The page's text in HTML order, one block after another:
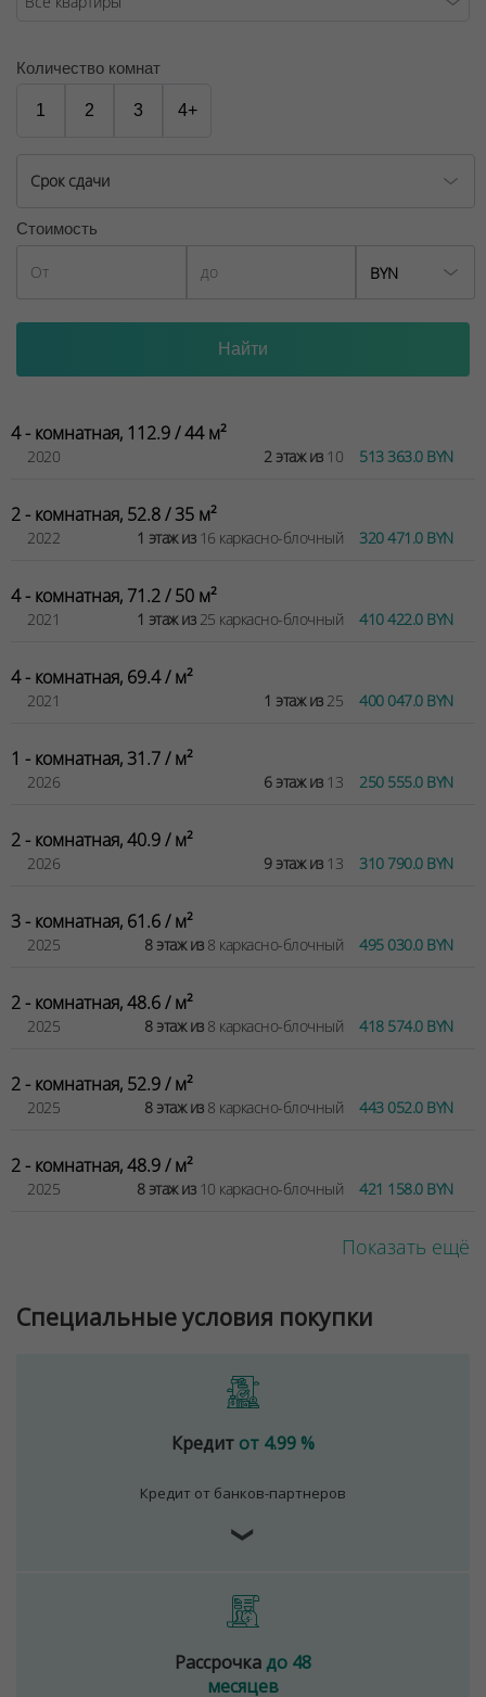
Количество комнат
1 2 3 4+
Срок сдачи
Стоимость
BYN
4 - комнатная, 112.9 / 44 м²
2020 2 этаж из10 513 363.0 BYN
2 - комнатная, 52.8 / 35 м²
2022 1 этаж из16 каркасно-блочный 320 471.0 BYN
4 - комнатная, 71.2 / 50 м²
2021 1 этаж из25 каркасно-блочный 410 422.0 BYN
4 - комнатная, 69.4 / м²
2021 1 этаж из25 400 047.0 BYN
1 - комнатная, 31.7 / м²
2026 6 этаж из13 250 555.0 BYN
2 - комнатная, 40.9 / м²
2026 9 этаж из13 310 790.0 BYN
3 - комнатная, 61.6 / м²
2025 8 этаж из8 каркасно-блочный 495 030.0 BYN
2 - комнатная, 48.6 / м²
2025 8 этаж из8 каркасно-блочный 418 574.0 BYN
2 - комнатная, 52.9 / м²
2025 8 этаж из8 каркасно-блочный 443 052.0 BYN
2 - комнатная, 48.9 / м²
2025 8 этаж из10 каркасно-блочный 421 158.0 BYN
Показать ещё
Специальные условия покупки
Кредит от 4.99 %
Кредит от банков-партнеров
❯
Рассрочкадо 48
месяцев